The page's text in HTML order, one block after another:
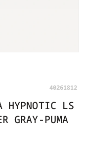
40261812
HYPNOTIC LS
GRAY-PUMA